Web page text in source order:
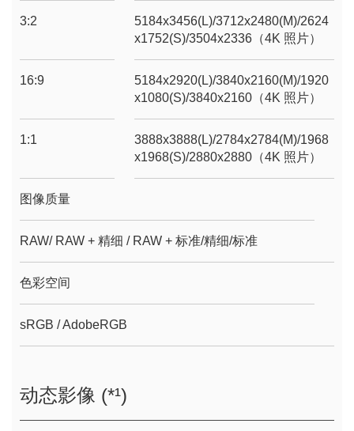
3:2
5184x3456(L)/3712x2480(M)/2624
x1752(S)/3504x2336（4K 照片）
16:9
5184x2920(L)/3840x2160(M)/1920
x1080(S)/3840x2160（4K 照片）
1:1
3888x3888(L)/2784x2784(M)/1968
x1968(S)/2880x2880（4K 照片）
图像质量
RAW/ RAW + 精细 / RAW + 标准/精细/标准
色彩空间
sRGB / AdobeRGB
动态影像 (*¹)